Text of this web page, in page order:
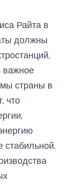
Райта в
должны
важное
страны в
что
стабильной.